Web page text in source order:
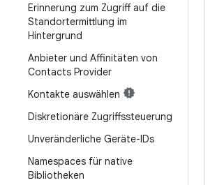
Erinnerung zum Zugriff auf die
Standortermittlung im
Hintergrund
Anbieter und Affinitäten von
Contacts Provider
Kontakte auswählen
Diskretionäre Zugriffssteuerung
Unveränderliche Geräte-IDs
Namespaces für native
Bibliotheken